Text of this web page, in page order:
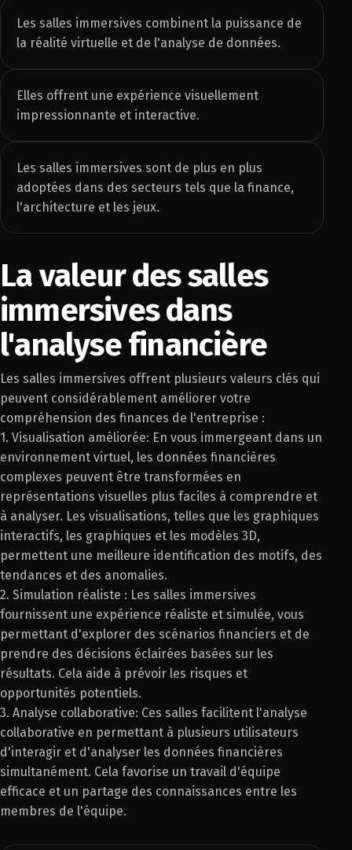
Les salles immersives combinent la puissance de
la réalité virtuelle et de l'analyse de données.
Elles offrent une expérience visuellement
impressionnante et interactive.
Les salles immersives sont de plus en plus
adoptées dans des secteurs tels que la finance,
l'architecture et les jeux.
La valeur des salles
immersives dans
l'analyse financière
Les salles immersives offrent plusieurs valeurs clés qui
peuvent considérablement améliorer votre
compréhension des finances de l'entreprise :
1. Visualisation améliorée: En vous immergeant dans un
environnement virtuel, les données financières
complexes peuvent être transformées en
représentations visuelles plus faciles à comprendre et
à analyser. Les visualisations, telles que les graphiques
interactifs, les graphiques et les modèles 3D,
permettent une meilleure identification des motifs, des
tendances et des anomalies.
2. Simulation réaliste : Les salles immersives
fournissent une expérience réaliste et simulée, vous
permettant d'explorer des scénarios financiers et de
prendre des décisions éclairées basées sur les
résultats. Cela aide à prévoir les risques et
opportunités potentiels.
3. Analyse collaborative: Ces salles facilitent l'analyse
collaborative en permettant à plusieurs utilisateurs
d'interagir et d'analyser les données financières
simultanément. Cela favorise un travail d'équipe
efficace et un partage des connaissances entre les
membres de l'équipe.